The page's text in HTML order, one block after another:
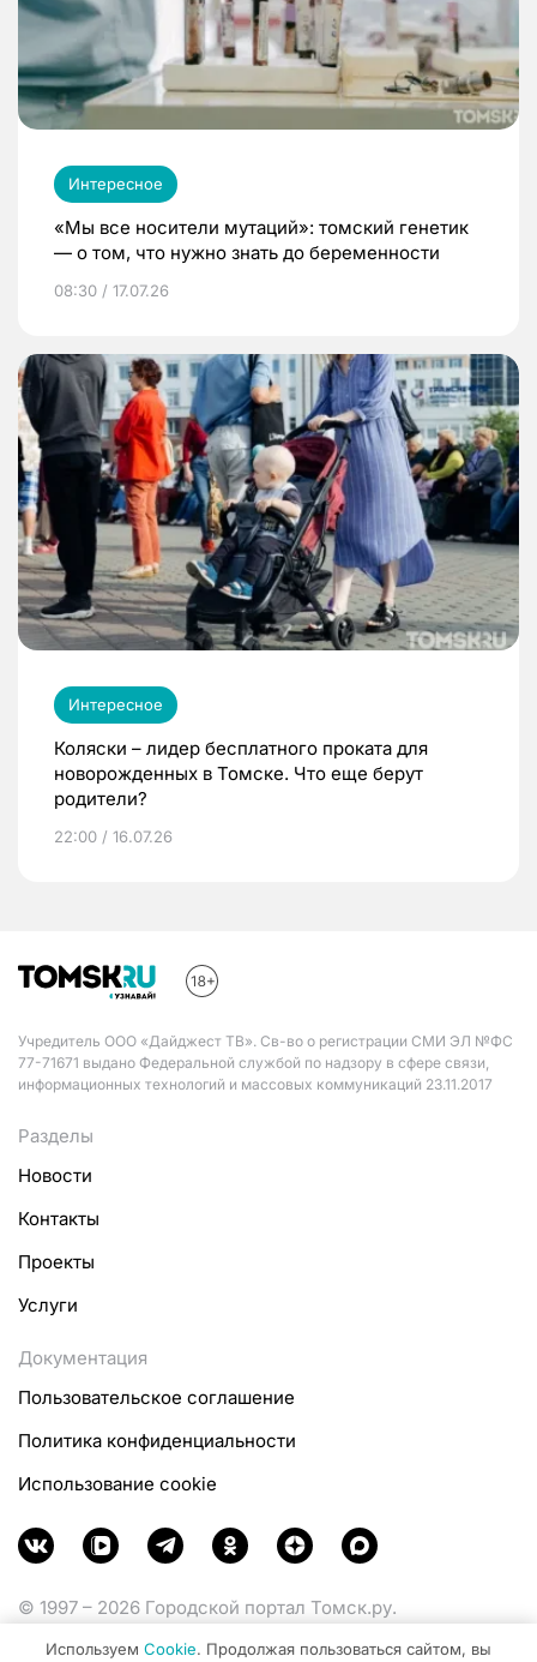
Интересное
«Мы все носители мутаций»: томский генетик
— о том, что нужно знать до беременности
08:30 / 17.07.26
Интересное
Коляски – лидер бесплатного проката для
новорожденных в Томске. Что еще берут
родители?
22:00 / 16.07.26
Учредитель ООО «Дайджест ТВ». Св-во о регистрации СМИ ЭЛ №ФС
77-71671 выдано Федеральной службой по надзору в сфере связи,
информационных технологий и массовых коммуникаций 23.11.2017
Разделы
Новости
Контакты
Проекты
Услуги
Документация
Пользовательское соглашение
Политика конфиденциальности
Использование cookie
© 1997 – 2026 Городской портал Томск.ру.
Используем Cookie. Продолжая пользоваться сайтом, вы